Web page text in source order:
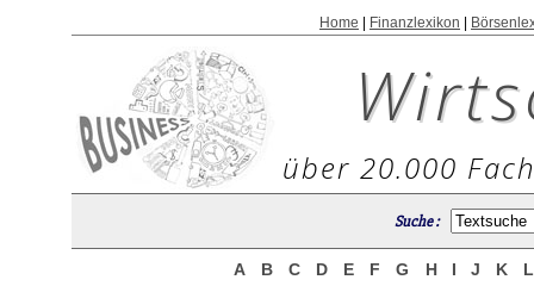
Home Finanzlexikon
über 20.000
Suche :
A B C D E F G H I J K